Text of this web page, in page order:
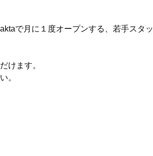
で月に１度オープンする、若手スタッ
けます。
。